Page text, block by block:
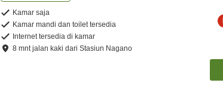
Kamar saja
Kamar mandi dan toilet tersedia
Internet tersedia di kamar
8 mntjalan kaki dariStasiun Nagano